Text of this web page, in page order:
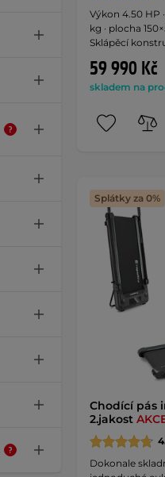
Výkon 4.50 HP
kg · plocha
Sklápěcí
obrazovka s
59 990 Kč
skladem na
Splátky za 0%
Chodící pás
2.jakost
Dokonale